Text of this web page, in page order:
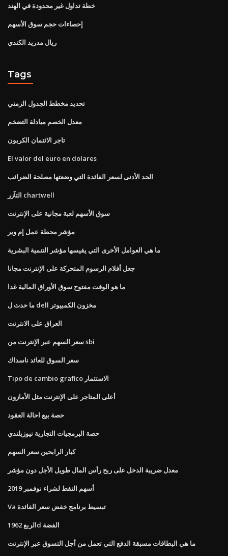
خطة تداول غير محدودة في الهند
إحصاءات حجم سوق الأسهم
ريال مدريد الكندي
Tags
تحديد مخطط الجدول الزمني
معدل الخصم مبادلة التضخم
تاجر الائتمان الكربون
El valor del euro en dolares
الحد الأدنى لسعر الفائدة التي وضعتها مصلحة الضرائب
التآزر chartwell
سوق الأسهم لعبة مجانية على الإنترنت
مؤشر محطة عمل إم وير
ما هي العوامل الأخرى التي يقيسها مؤشر التنمية البشرية
جعل أفلام الرسوم المتحركة على الإنترنت مجانا
ما هو الوقت مفتوح سوق الأوراق المالية غدا
ما حدث ل dell مخزون الكمبيوتر
العراق على الانترنت
سعر السهم عبر الإنترنت من sbi
سعر السوق للعائد ناسداك
Tipo de cambio grafico الاستثمار
أعلى المتاجر على الإنترنت مثل الأمازون
حصة بيع احالة العقود
حصة البرمجيات التجارية نيوزيلندي
كبار الرابحين سعر السهم
معدل ضريبة الدخل على ربح رأس المال طويل الأجل دون مؤشر
أسهم النفط لشراء نوفمبر 2019
Va تبسيط برنامج خفض سعر الفائدة
الربع 1962d الفضة
ما هي البطاقات مسبقة الدفع التي تعمل من أجل التسوق عبر الإنترنت